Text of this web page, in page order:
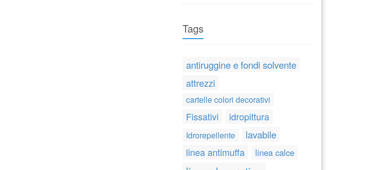
Tags
antiruggine e fondi solvente
attrezzi
cartelle colori decorativi
Fissativi idropittura
Idrorepellente lavabile
linea antimuffa linea calce